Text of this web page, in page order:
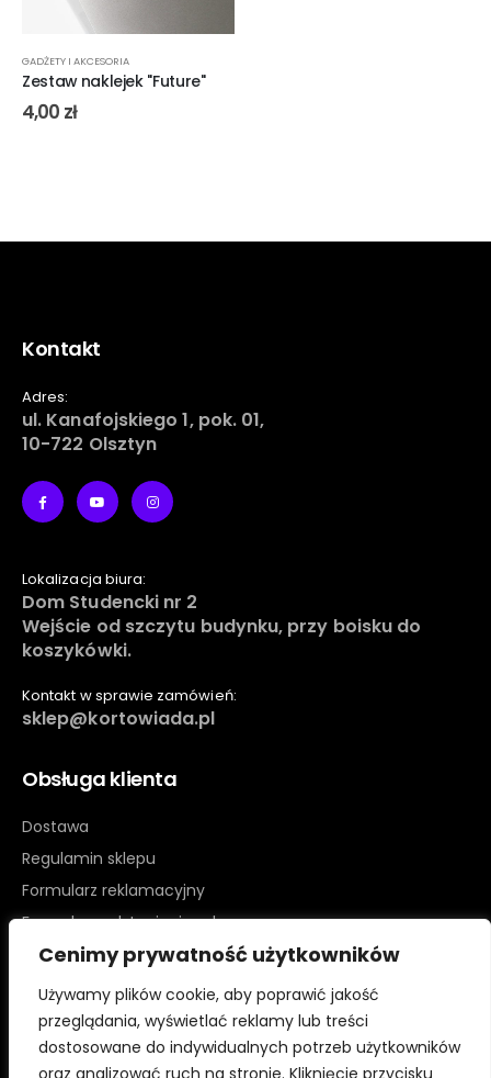
Cenimy prywatność użytkowników
Używamy plików cookie, aby poprawić jakość
przeglądania, wyświetlać reklamy lub treści
dostosowane do indywidualnych potrzeb użytkowników
oraz analizować ruch na stronie. Kliknięcie przycisku
GADŻETY I AKCESORIA
Zestaw naklejek "Future"
4,00 zł
Kontakt
Adres:
ul. Kanafojskiego 1, pok. 01,
10-722 Olsztyn
Lokalizacja biura:
Dom Studencki nr 2
Wejście od szczytu budynku, przy boisku do
koszykówki.
Kontakt w sprawie zamówień:
sklep@kortowiada.pl
Obsługa klienta
Dostawa
Regulamin sklepu
Formularz reklamacyjny
Formularz odstąpienia od umowy
Polityka prywatności
Kontakt